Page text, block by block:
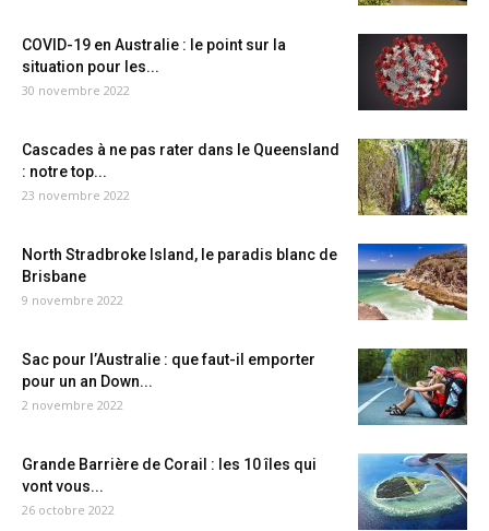
COVID-19 en Australie : le point sur la
situation pour les...
30 novembre 2022
Cascades à ne pas rater dans le Queensland
: notre top...
23 novembre 2022
North Stradbroke Island, le paradis blanc de
Brisbane
9 novembre 2022
Sac pour l’Australie : que faut-il emporter
pour un an Down...
2 novembre 2022
Grande Barrière de Corail : les 10 îles qui
vont vous...
26 octobre 2022